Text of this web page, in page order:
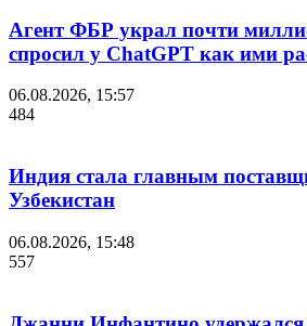
Агент ФБР украл почти
спросил у ChatGPT как ими
06.08.2026, 15:57
484
Индия стала главным
Узбекистан
06.08.2026, 15:48
557